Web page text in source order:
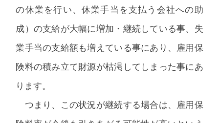
の休業を行い、休業手当を支払う会社への助
成）の支給が大幅に増加・継続している事、失
業手当の支給額も増えている事にあり、雇用保
険料の積み立て財源が枯渇してしまった事にあ
ります。
つまり、この状況が継続する場合は、雇用保